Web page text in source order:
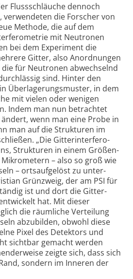
Flussschläuche dennoch
verwendeten die Forscher von
Methode, die auf dem
mit Neutronen
bei dem Experiment die
Gitter, also Anord­nungen
für Neutronen abwechselnd
sind. Hinter den
Über­lagerungs­muster, in dem
mit vielen oder wenigen
Indem man nun betrachtet
wenn man eine Probe in
man auf die Strukturen im
„Die Gitter­inter­fero­
Strukturen in einem Größen­
– also so groß wie
– orts­auf­gelöst zu unter­
Grün­zweig, der am PSI für
ist und dort die Gitter­
hat. Mit dieser
die räumliche Verteilung
abzu­bilden, obwohl diese
Pixel des Detektors und
sichtbar gemacht werden
zeigte sich, dass sich
sondern im Inneren der